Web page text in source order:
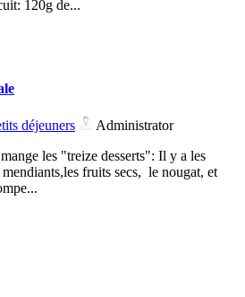
120g de...
déjeuners
Administrator
les "treize desserts": Il y a les
fruits secs, le nougat, et